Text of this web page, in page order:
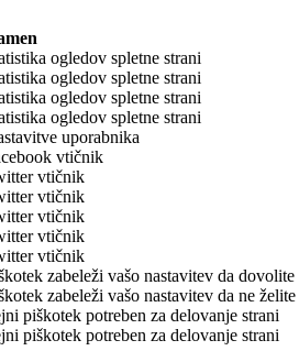
ogledov spletne strani
ogledov spletne strani
ogledov spletne strani
ogledov spletne strani
uporabnika
vtičnik
vtičnik
vtičnik
vtičnik
vtičnik
vtičnik
zabeleži vašo nastavitev da
zabeleži vašo nastavitev da ne
piškotek potreben za delovanje strani
piškotek potreben za delovanje strani